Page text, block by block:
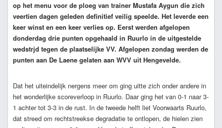
op het menu voor de ploeg van trainer Mustafa Aygun die zich
veertien dagen geleden definitief veilig speelde. Het leverde een
keer winst en een keer verlies op. Eerst werden afgelopen
donderdag drie punten opgehaald in Ruurlo in de uitgestelde
wedstrjd tegen de plaatselijke VV. Afgelopen zondag werden de
punten aan De Laene gelaten aan WVV uit Hengevelde.
Dat het uiteindelijk nergens meer om ging uitte zich onder andere in
het wonderlijke scoreverloop in Ruurlo. Daar ging het van 0-1 naar 3-
1 achter tot 3-3 in de rust. In de tweede helft liet Voorwaarts Ruurlo,
dat streed om rechtstreekse degradatie te ontlopen, de hielen zien